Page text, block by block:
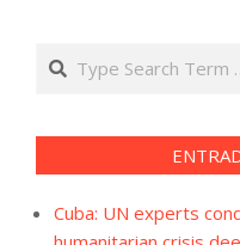
Search
Cuba: UN experts